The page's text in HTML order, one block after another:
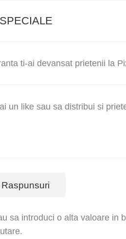
ti-ai devansat prietenii la
un like sau sa distribui si
sa introduci o alta valoare in